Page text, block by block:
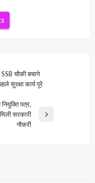
चौकी बचाने
सुरक्षा कार्य पूरे
पत्र,
सरकारी
नौकरी